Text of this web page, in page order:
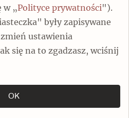
w „Polityce prywatności").
były zapisywane
ustawienia
się na to zgadzasz, wciśnij
OK
00-805 Warszawa
ul. Chmielna 132/134
Ministra Kultury i Dziedzictwa
Narodowego
z Zabytkami